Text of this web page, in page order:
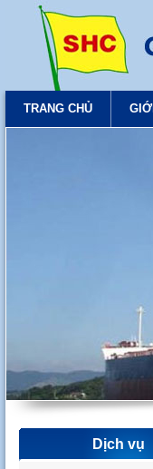
TRANG CHỦ
Dịch vụ